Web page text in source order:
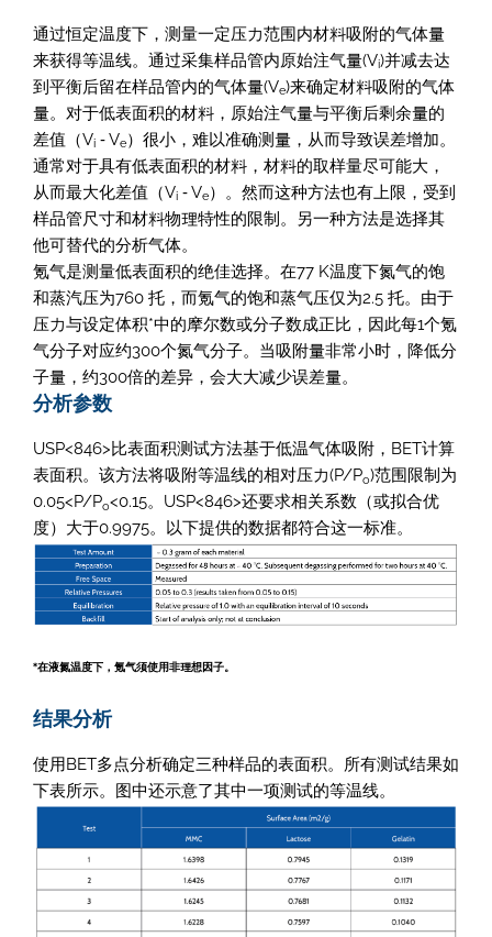
通过恒定温度下，测量一定压力范围内材料吸附的气体量
来获得等温线。通过采集样品管内原始注气量(Vi)并减去达
到平衡后留在样品管内的气体量(Ve)来确定材料吸附的气体
量。对于低表面积的材料，原始注气量与平衡后剩余量的
差值（Vi ‑ Ve）很小，难以准确测量，从而导致误差增加。
通常对于具有低表面积的材料，材料的取样量尽可能大，
从而最大化差值（Vi ‑ Ve）。然而这种方法也有上限，受到
样品管尺寸和材料物理特性的限制。另一种方法是选择其
他可替代的分析气体。
氪气是测量低表面积的绝佳选择。在77 K温度下氮气的饱
和蒸汽压为760 托，而氪气的饱和蒸气压仅为2.5 托。由于
压力与设定体积*中的摩尔数或分子数成正比，因此每1个氪
气分子对应约300个氮气分子。当吸附量非常小时，降低分
子量，约300倍的差异，会大大减少误差量。
分析参数
USP<846>比表面积测试方法基于低温气体吸附，BET计算
表面积。该方法将吸附等温线的相对压力(P/Po)范围限制为
0.05<P/Po<0.15。USP<846>还要求相关系数（或拟合优
度）大于0.9975。以下提供的数据都符合这一标准。
*在液氮温度下，氪气须使用非理想因子。
结果分析
使用BET多点分析确定三种样品的表面积。所有测试结果如
下表所示。图中还示意了其中一项测试的等温线。